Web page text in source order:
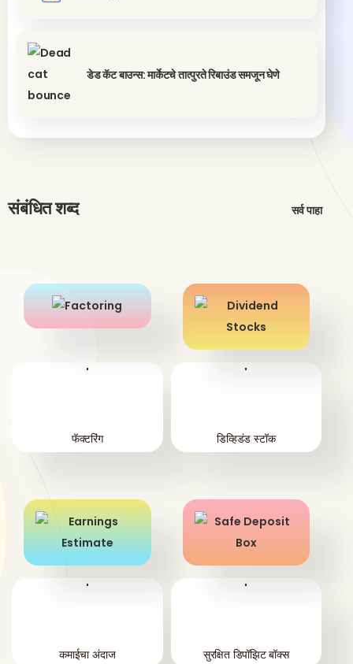
डेड कॅट बाउन्स: मार्केटचे तात्पुरते रिबाउंड समजून घेणे
संबंधित शब्द सर्व पाहा
'
फॅक्टरिंग
'
डिव्हिडंड स्टॉक
'
कमाईचा अंदाज
'
सुरक्षित डिपॉझिट बॉक्स